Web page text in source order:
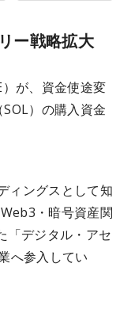
ー戦略拡大
が、資金使途変
）の購入資金
ィングスとして知
・暗号資産関
「デジタル・アセ
へ参入してい